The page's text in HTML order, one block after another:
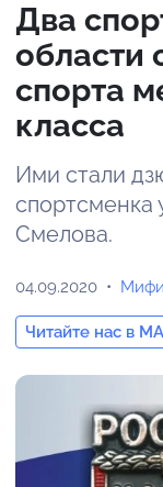
Два
области
спорта
класса
Ими стали
спортсменка
Смелова.
04.09.2020
Читайте нас в